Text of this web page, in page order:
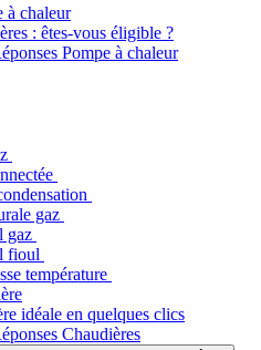
à chaleur
: êtes-vous éligible ?
Pompe à chaleur
gaz
gaz
fioul
température
idéale en quelques clics
Chaudières